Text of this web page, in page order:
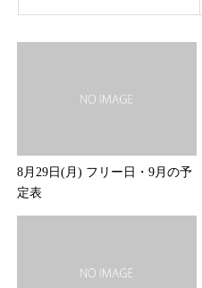
8月29日(月) フリー日・9月の予
定表